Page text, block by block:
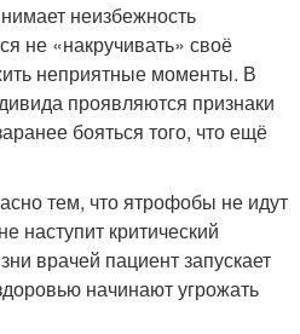
неизбежность
не «накручивать» своё
неприятные моменты. В
проявляются признаки
бояться того, что ещё
тем, что ятрофобы не идут
наступит критический
врачей пациент запускает
начинают угрожать